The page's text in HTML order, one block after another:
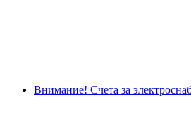
Внимание! Счета за